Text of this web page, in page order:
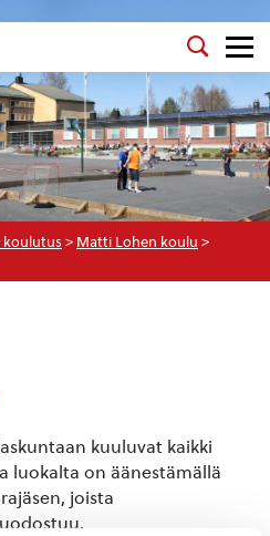
koulutus > Matti Lohen koulu >
kuuluvat kaikki
luokalta on äänestämällä
joista